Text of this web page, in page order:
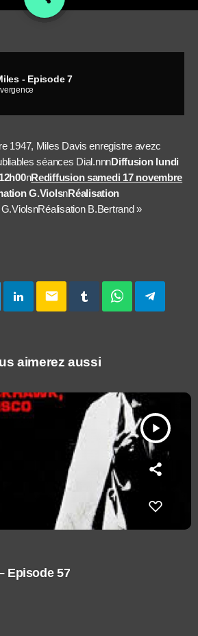
- Episode 7
1947, Miles Davis enregistre avezc
séances Dial.nnnDiffusion lundi
nRediffusion samedi 17 novembre
G.ViolsnRéalisation
B.Bertrand »
email
aimerez aussi
play_arrow
Episode 57